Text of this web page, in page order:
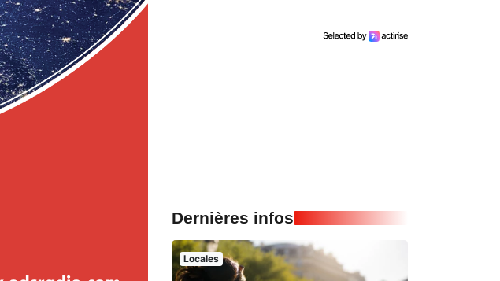
Dernières infos
Locales